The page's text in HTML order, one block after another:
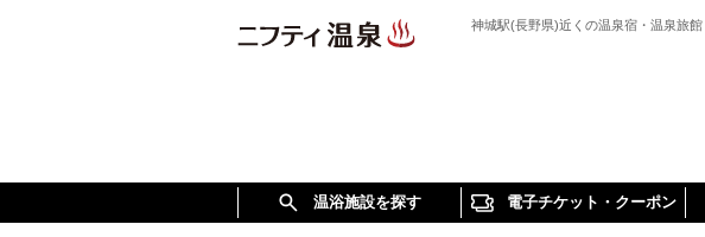
神城駅(長野県)近くの温泉宿・温泉旅
温浴施設を探す 電子チケット・クーポン